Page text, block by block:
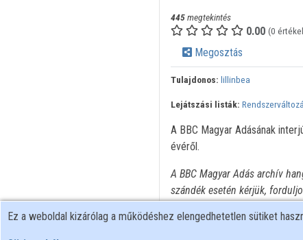
445megtekintés
0.00 (0
Megosztás
Tulajdonos: lillinbea
Lejátszási listák:
A BBC Magyar Adásának
évéről.
A BBC Magyar Adás archív
szándék esetén kérjük,
Ez a weboldal kizárólag a működéshez elengedhetetlen sütiket